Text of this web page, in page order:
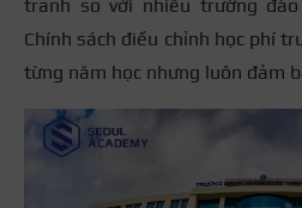
tranh so với nhiều trường
Chính sách điều chỉnh học phí
từng năm học nhưng luôn đảm